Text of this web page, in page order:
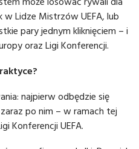
Lidze Mistrzów UEFA, lub
pary jednym kliknięciem – i
oraz Ligi Konferencji.
najpierw odbędzie się
po nim – w ramach tej
Konferencji UEFA.